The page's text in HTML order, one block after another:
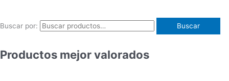
Buscar por: Buscar
Productos mejor valorados